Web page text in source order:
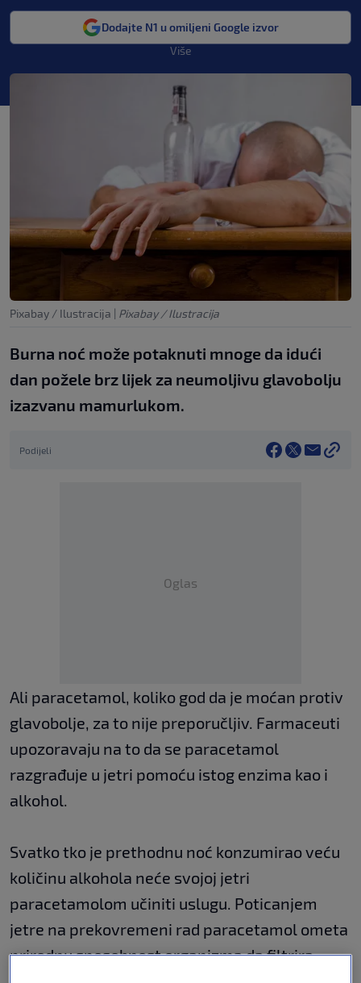
Dodajte N1 u omiljeni Google izvor
Više
Pixabay / Ilustracija | Pixabay / Ilustracija
Burna noć može potaknuti mnoge da idući
dan požele brz lijek za neumoljivu glavobolju
izazvanu mamurlukom.
Podijeli
Oglas
Ali paracetamol, koliko god da je moćan protiv
glavobolje, za to nije preporučljiv. Farmaceuti
upozoravaju na to da se paracetamol
razgrađuje u jetri pomoću istog enzima kao i
alkohol.
Svatko tko je prethodnu noć konzumirao veću
količinu alkohola neće svojoj jetri
paracetamolom učiniti uslugu. Poticanjem
jetre na prekovremeni rad paracetamol ometa
prirodnu sposobnost organizma da filtrira